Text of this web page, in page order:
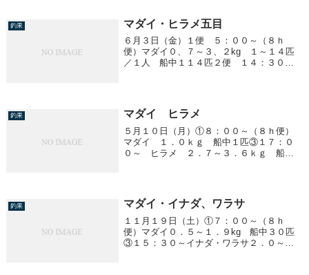
釣果 マダイ・ヒラメ五目
６月３日（金）１便 ５：００～（８ｈ
便）マダイ０、７～３、２kg １～１４匹
／１人 船中１１４匹２便 １４：３０～
中４匹 ソゲ１...
釣果 マダイ ヒラメ
５月１０日（月）①８：００～（８ｈ便）
マダイ １．０ｋｇ 船中１匹③１７：０
０～ ヒラメ ２．７～３．６ｋｇ 船中
釣果 マダイ・イナダ、ワラサ
１１月１９日（土）①７：００～（８ｈ
便）マダイ０．５～１．９kg 船中３０匹
③１５：３０～イナダ・ワラサ２．０～